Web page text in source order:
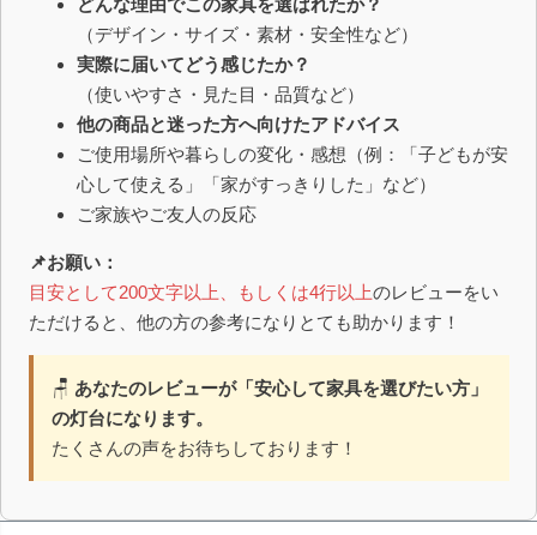
（デザイン・サイズ・素材・安全性など）
実際に届いてどう感じたか？
（使いやすさ・見た目・品質など）
他の商品と迷った方へ向けたアドバイス
ご使用場所や暮らしの変化・感想（例：「子どもが安
心して使える」「家がすっきりした」など）
ご家族やご友人の反応
📌お願い：
目安として200文字以上、もしくは4行以上のレビューをい
ただけると、他の方の参考になりとても助かります！
🪑 あなたのレビューが「安心して家具を選びたい方」
の灯台になります。
たくさんの声をお待ちしております！